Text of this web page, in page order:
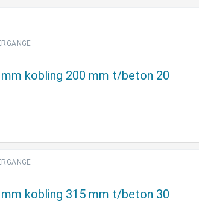
kobling 200 mm t/beton 20
kobling 315 mm t/beton 30